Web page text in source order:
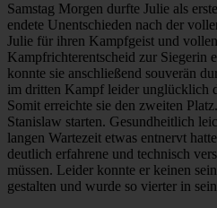
Samstag Morgen durfte Julie als
endete Unentschieden nach der
Julie für ihren Kampfgeist und
Kampfrichterentscheid zur Siegerin
konnte sie anschließend souverän
im dritten Kampf leider unglücklich
Somit erreichte sie den zweiten
Stanislaw starten. Gesundheitlich
langen Wartezeit etwas entnervt
deutlich erfahrene und technisch
müssen. Leider konnte er keinen
gestalten und wurde so vierter in